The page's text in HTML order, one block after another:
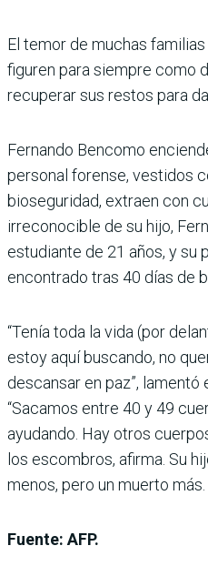
El temor de muchas
figuren para siempre como
recuperar sus restos para
Fernando Bencomo
personal forense, vestidos
bioseguridad, extraen con
irreconocible de su hijo,
estudiante de 21 años, y su
encontrado tras 40 días de
“Tenía toda la vida (por
estoy aquí buscando, no
descansar en paz”, lamentó
“Sacamos entre 40 y 49
ayudando. Hay otros
los escombros, afirma. Su
menos, pero un muerto más.
Fuente: AFP.